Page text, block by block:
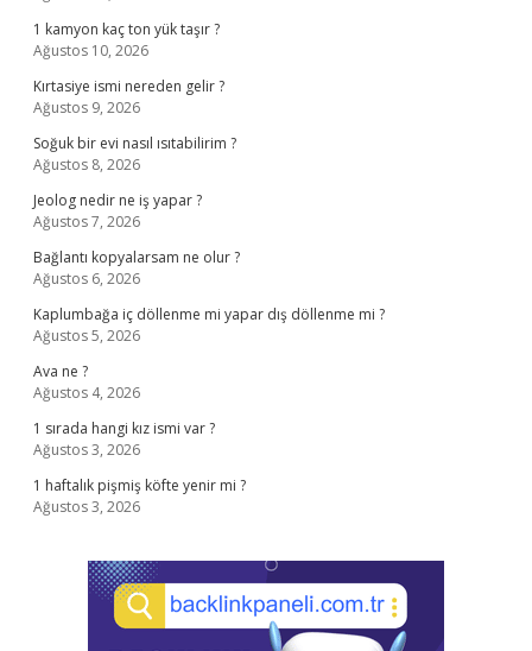
1 kamyon kaç ton yük taşır ?
Ağustos 10, 2026
Kırtasiye ismi nereden gelir ?
Ağustos 9, 2026
Soğuk bir evi nasıl ısıtabilirim ?
Ağustos 8, 2026
Jeolog nedir ne iş yapar ?
Ağustos 7, 2026
Bağlantı kopyalarsam ne olur ?
Ağustos 6, 2026
Kaplumbağa iç döllenme mi yapar dış döllenme mi ?
Ağustos 5, 2026
Ava ne ?
Ağustos 4, 2026
1 sırada hangi kız ismi var ?
Ağustos 3, 2026
1 haftalık pişmiş köfte yenir mi ?
Ağustos 3, 2026